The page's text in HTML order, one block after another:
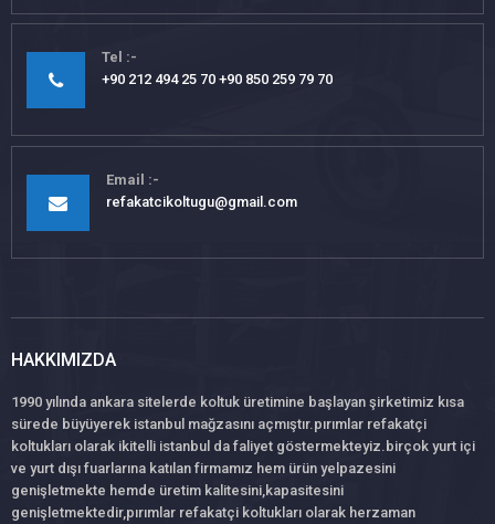
Tel
+90 212 494 25 70 +90 850 259 79 70
Email
refakatcikoltugu@gmail.com
HAKKIMIZDA
1990 yılında ankara sitelerde koltuk üretimine başlayan şirketimiz kısa
sürede büyüyerek istanbul mağzasını açmıştır.pırımlar refakatçi
koltukları olarak ikitelli istanbul da faliyet göstermekteyiz.birçok yurt içi
ve yurt dışı fuarlarına katılan firmamız hem ürün yelpazesini
genişletmekte hemde üretim kalitesini,kapasitesini
genişletmektedir,pırımlar refakatçi koltukları olarak herzaman